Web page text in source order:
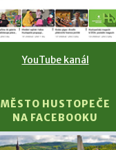
YouTube kanál
MĚSTO HUSTOPEČE
NA FACEBOOKU